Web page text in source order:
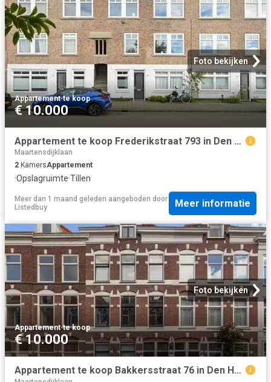
Foto bekijken
Appartement·te koop
€ 10.000
Appartement te koop Frederikstraat 793 in Den Haag voor € 375.
Maartensdijklaan
2 KamersAppartement
·Opslagruimte·Tillen
Meer dan 1 maand geleden aangeboden door
Listedbuy
Meer informatie
Foto bekijken
Appartement·te koop
€ 10.000
Appartement te koop Bakkersstraat 76 in Den Haag voor € 269.500